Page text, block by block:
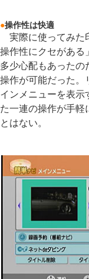
●操作性は快適
実際に使ってみた
操作性にクセがある
多少心配もあったの
操作が可能だった。
インメニューを表示
た一連の操作が手軽
とはない。